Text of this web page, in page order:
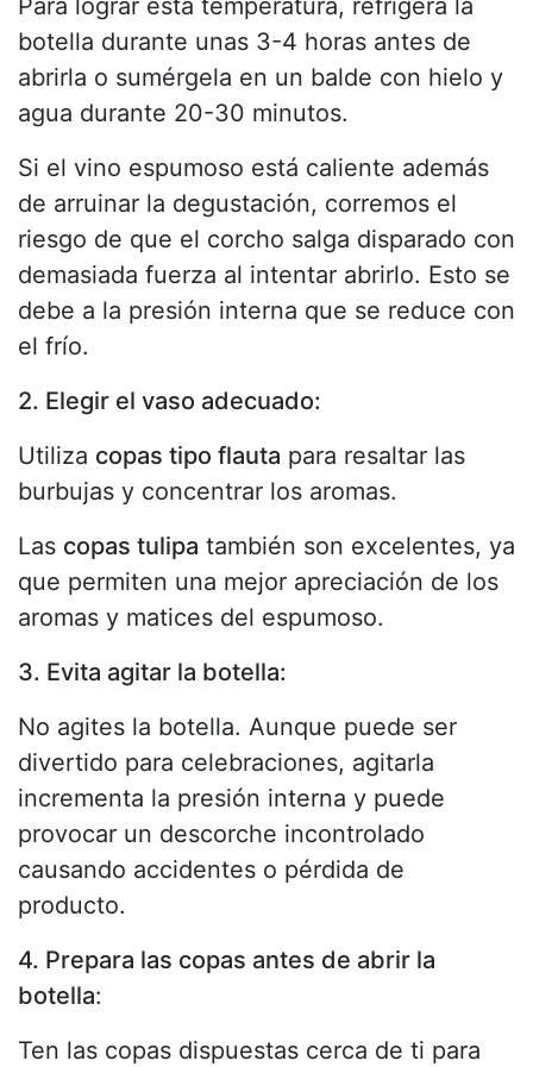
Para lograr esta temperatura, refrigera la
botella durante unas 3-4 horas antes de
abrirla o sumérgela en un balde con hielo y
agua durante 20-30 minutos.
Si el vino espumoso está caliente además
de arruinar la degustación, corremos el
riesgo de que el corcho salga disparado con
demasiada fuerza al intentar abrirlo. Esto se
debe a la presión interna que se reduce con
el frío.
2. Elegir el vaso adecuado:
Utiliza copas tipo flauta para resaltar las
burbujas y concentrar los aromas.
Las copas tulipa también son excelentes, ya
que permiten una mejor apreciación de los
aromas y matices del espumoso.
3. Evita agitar la botella:
No agites la botella. Aunque puede ser
divertido para celebraciones, agitarla
incrementa la presión interna y puede
provocar un descorche incontrolado
causando accidentes o pérdida de
producto.
4. Prepara las copas antes de abrir la
botella:
Ten las copas dispuestas cerca de ti para